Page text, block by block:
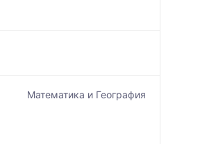
Математика и География